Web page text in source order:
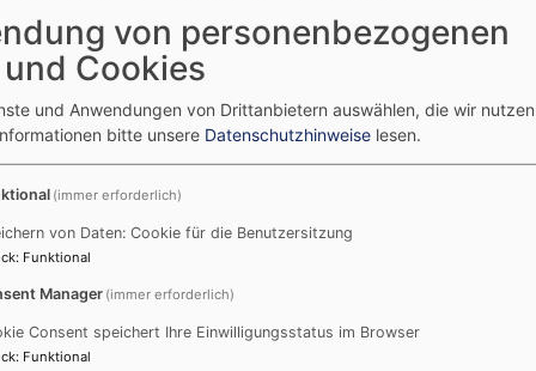
insbesondere durch Gottesdienste und
gegenseitiger Unterstützung und Zusammenarbeit mit
und Gremien."
es interessierter und engagierter Christen. Wir
damit die Arbeit nicht auf den Schultern einzelner
für unsere Geschwister in der Welt interessieren. Wir
dem Laufenden halten. So können wir unsere Partner
geplant und durchgeführt. Somit verringert sich
sie sich bitte beiBrigitte Kiel
von personenbezogenen
Cookies
und Anwendungen von Drittanbietern auswählen, die wir
bitte unsere Datenschutzhinweise lesen.
(immer erforderlich)
von Daten: Cookie für die Benutzersitzung
: Funktional
Manager (immer erforderlich)
Consent speichert Ihre Einwilligungsstatus im Browser
: Funktional